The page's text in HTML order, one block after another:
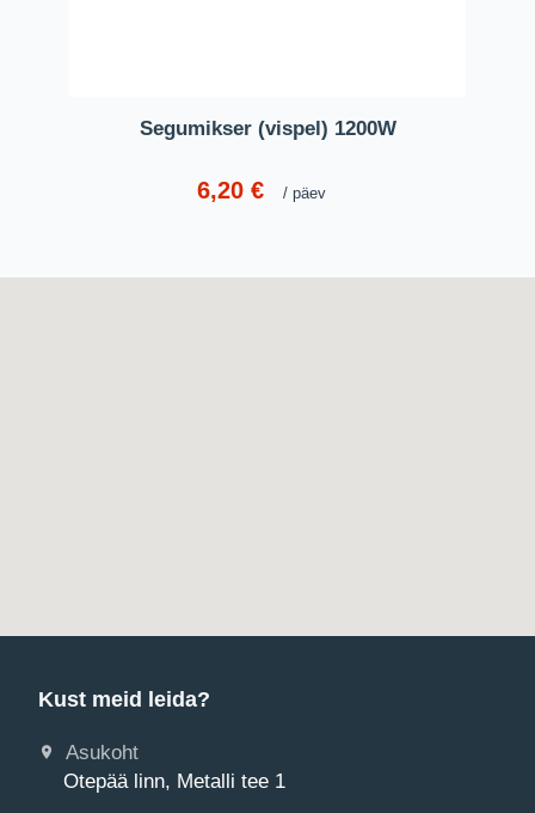
Segumikser (vispel) 1200W
6,20 € päev
Kust meid leida?
Asukoht
Otepää linn, Metalli tee 1